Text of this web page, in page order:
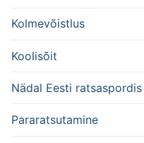
Kolmevõistlus
Koolisõit
Nädal Eesti ratsaspordis
Pararatsutamine